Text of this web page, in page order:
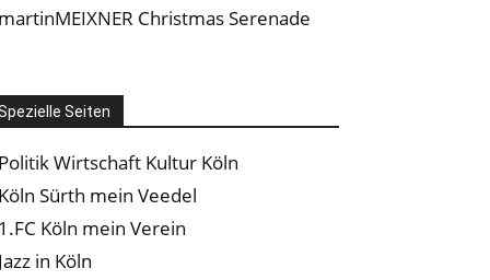
Christmas Serenade
Seiten
Wirtschaft Kultur Köln
Sürth mein Veedel
Köln mein Verein
in Köln